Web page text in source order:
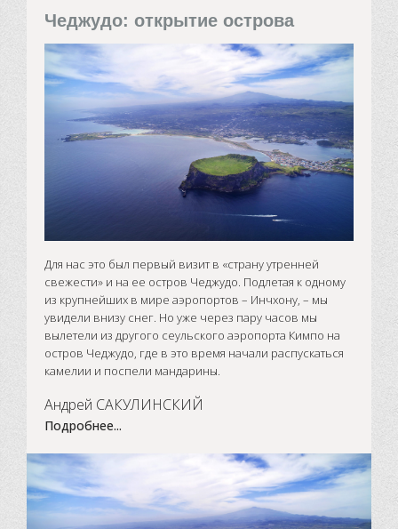
Чеджудо: открытие острова
Для нас это был первый визит в «страну утренней
свежести» и на ее остров Чеджудо. Подлетая к одному
из крупнейших в мире аэропортов – Инчхону, – мы
увидели внизу снег. Но уже через пару часов мы
вылетели из другого сеульского аэропорта Кимпо на
остров Чеджудо, где в это время начали распускаться
камелии и поспели мандарины.
Андрей САКУЛИНСКИЙ
Подробнее...